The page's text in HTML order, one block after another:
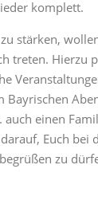
komplett.
stärken,
treten. Hierzu
Bayrischen
einen
Euch bei
zu